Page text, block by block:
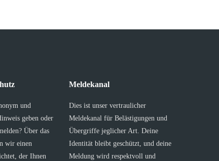
und
geben oder
Über das
wir einen
der Ihnen
Meldekanal
Dies ist unser vertraulicher
Meldekanal für Belästigungen und
Übergriffe jeglicher Art. Deine
Identität bleibt geschützt, und deine
Meldung wird respektvoll und